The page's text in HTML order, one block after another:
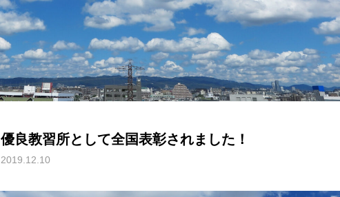
優良教習所として全国表彰されました！
2019.12.10